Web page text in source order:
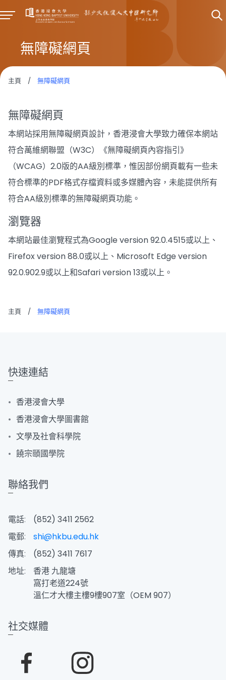
無障礙網頁
主頁 / 無障礙網頁
無障礙網頁
本網站採用無障礙網頁設計，香港浸會大學致力確保本網站
符合萬維網聯盟（W3C）《無障礙網頁內容指引》
（WCAG）2.0版的AA級別標準，惟因部份網頁載有一些未
符合標準的PDF格式存檔資料或多媒體內容，未能提供所有
符合AA級別標準的無障礙網頁功能。
瀏覽器
本網站最佳瀏覽程式為Google version 92.0.4515或以上、
Firefox version 88.0或以上、Microsoft Edge version
92.0.902.9或以上和Safari version 13或以上。
主頁 / 無障礙網頁
快速連結
香港浸會大學
香港浸會大學圖書館
文學及社會科學院
饒宗頤國學院
聯絡我們
電話:
(852) 3411 2562
電郵:
shi@hkbu.edu.hk
傳真:
(852) 3411 7617
地址:
香港 九龍塘
窩打老道224號
溫仁才大樓主樓9樓907室（OEM 907）
社交媒體